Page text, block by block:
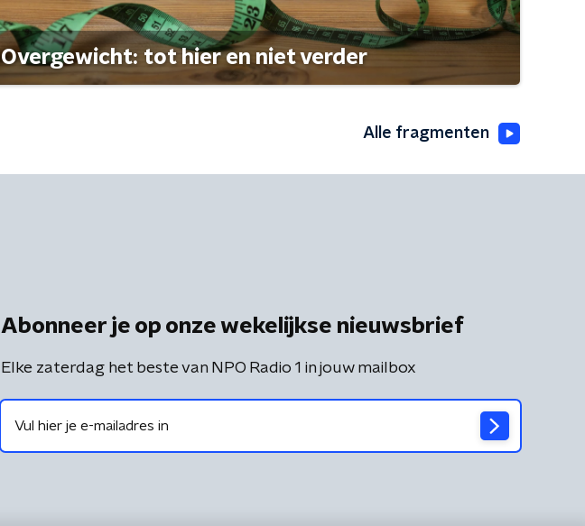
Overgewicht: tot hier en niet verder
Alle fragmenten
Abonneer je op onze wekelijkse nieuwsbrief
Elke zaterdag het beste van NPO Radio 1 in jouw mailbox